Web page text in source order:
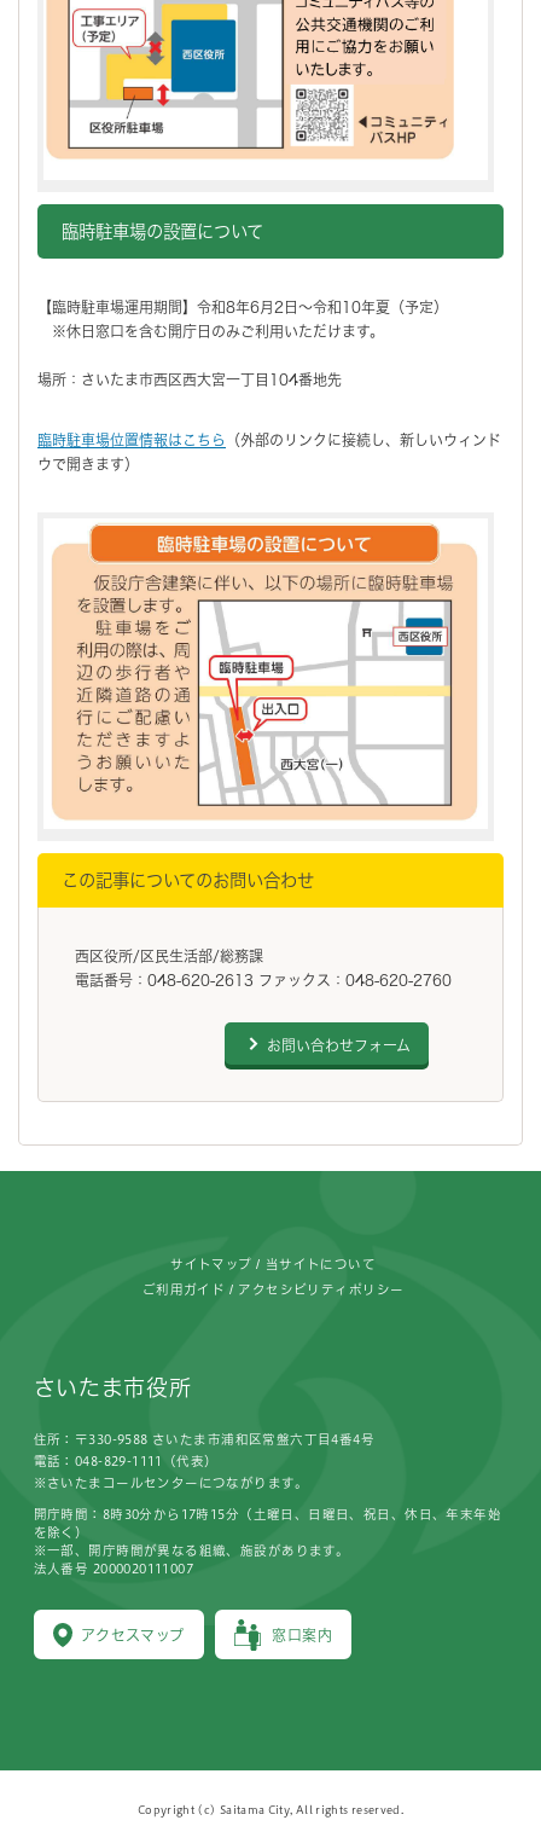
臨時駐車場の設置について
【臨時駐車場運用期間】令和8年6月2日～令和10年夏（予定）
※休日窓口を含む開庁日のみご利用いただけます。
場所：さいたま市西区西大宮一丁目104番地先
臨時駐車場位置情報はこちら
（外部のリンクに接続し、新しいウィンド
ウで開きます）
この記事についてのお問い合わせ
西区役所/区民生活部/総務課
電話番号：048-620-2613 ファックス：048-620-2760
お問い合わせフォーム
サイトマップ 当サイトについて
ご利用ガイド アクセシビリティポリシー
さいたま市役所
住所：〒330-9588 さいたま市浦和区常盤六丁目4番4号
電話：048-829-1111（代表）
※さいたまコールセンターにつながります。
アクセスマップ 窓口案内
開庁時間：8時30分から17時15分（土曜日、日曜日、祝日、休日、年末年始
を除く）
※一部、開庁時間が異なる組織、施設があります。
法人番号 2000020111007
Copyright (c) Saitama City, All rights reserved.